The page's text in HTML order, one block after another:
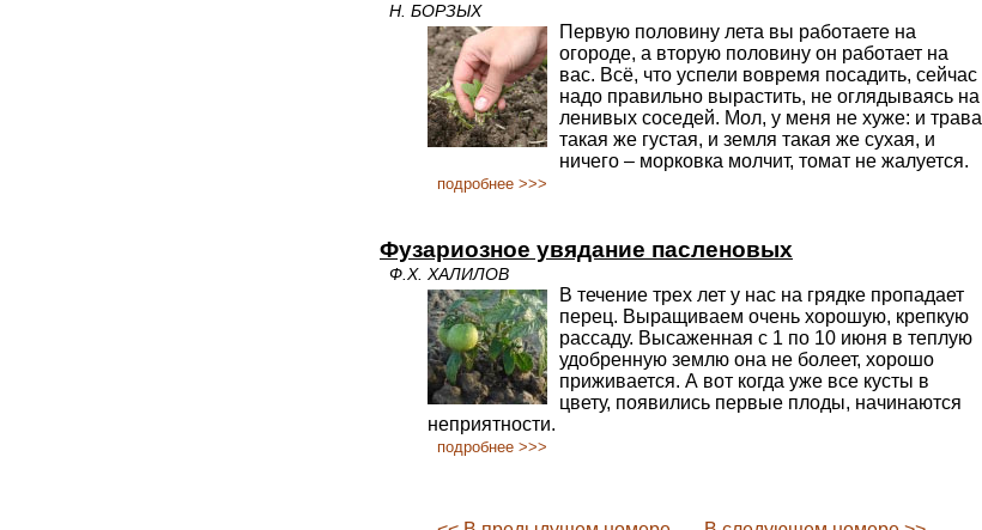
Н. БОРЗЫХ
Первую половину лета вы работаете на
огороде, а вторую половину он работает на
вас. Всё, что успели вовремя посадить, сейчас
надо правильно вырастить, не оглядываясь на
ленивых соседей. Мол, у меня не хуже: и трава
такая же густая, и земля такая же сухая, и
ничего – морковка молчит, томат не жалуется.
подробнее >>>
Фузариозное увядание пасленовых
Ф.Х. ХАЛИЛОВ
В течение трех лет у нас на грядке пропадает
перец. Выращиваем очень хорошую, крепкую
рассаду. Высаженная с 1 по 10 июня в теплую
удобренную землю она не болеет, хорошо
приживается. А вот когда уже все кусты в
цвету, появились первые плоды, начинаются
неприятности.
подробнее >>>